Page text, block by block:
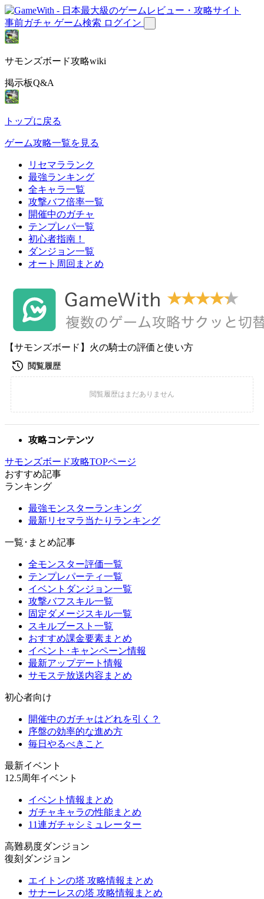
事前ガチャ ゲーム検索 ログイン
サモンズボード攻略wiki
掲示板Q&A
トップに戻る
ゲーム攻略一覧を見る
リセマラランク
最強ランキング
全キャラ一覧
攻撃バフ倍率一覧
開催中のガチャ
テンプレパ一覧
初心者指南！
ダンジョン一覧
オート周回まとめ
【サモンズボード】火の騎士の評価と使い方
攻略コンテンツ
サモンズボード攻略TOPページ
おすすめ記事
ランキング
最強モンスターランキング
最新リセマラ当たりランキング
一覧･まとめ記事
全モンスター評価一覧
テンプレパーティ一覧
イベントダンジョン一覧
攻撃バフスキル一覧
固定ダメージスキル一覧
スキルブースト一覧
おすすめ課金要素まとめ
イベント･キャンペーン情報
最新アップデート情報
サモステ放送内容まとめ
初心者向け
開催中のガチャはどれを引く？
序盤の効率的な進め方
毎日やるべきこと
最新イベント
12.5周年イベント
イベント情報まとめ
ガチャキャラの性能まとめ
11連ガチャシミュレーター
高難易度ダンジョン
復刻ダンジョン
エイトンの塔 攻略情報まとめ
サナーレスの塔 攻略情報まとめ